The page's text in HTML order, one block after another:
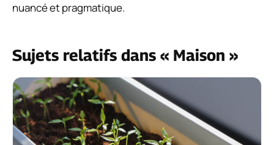
nuancé et pragmatique.
Sujets relatifs dans « Maison »